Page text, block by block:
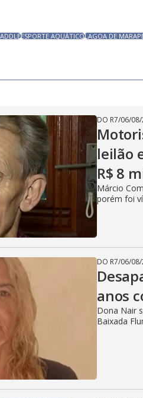
ESPORTE AQUÁTICOLAGOA DE
DO R7/06/
leilão
R$ 8
Márcio
porém foi
DO R7/06/
anos
Dona Nair
Baixada